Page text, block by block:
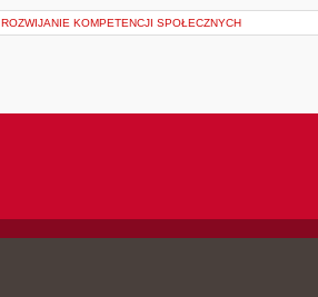
ROZWIJANIE KOMPETENCJI SPOŁECZNYCH